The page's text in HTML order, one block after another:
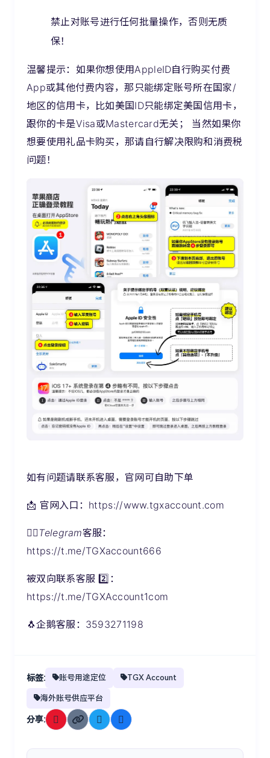
禁止对账号进行任何批量操作，否则无质
保！
温馨提示： 如果你想使用AppleID自行购买付费
App或其他付费内容，那只能绑定账号所在国家/
地区的信用卡，比如美国ID只能绑定美国信用卡，
跟你的卡是Visa或Mastercard无关； 当然如果你
想要使用礼品卡购买，那请自行解决限购和消费税
问题！
如有问题请联系客服，官网可自助下单
📩 官网入口： https://www.tgxaccount.com
💁‍♀️ Telegram客服：
https://t.me/TGXaccount666
被双向联系客服 2️⃣：
https://t.me/TGXAccount1com
🐧企鹅客服： 3593271198
标签: 账号用途定位 TGX Account
海外账号供应平台
分享: